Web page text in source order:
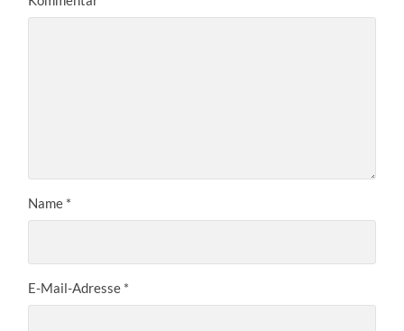
Name *
E-Mail-Adresse *